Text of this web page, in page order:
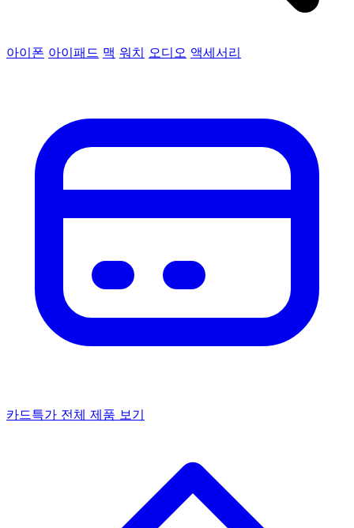
아이폰 아이패드 맥 워치 오디오 액세서리
카드특가 전체 제품 보기